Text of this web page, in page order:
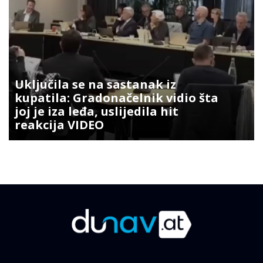
Uključila se na sastanak iz
kupatila: Gradonačelnik vidio šta
joj je iza leđa, uslijedila hit
reakcija VIDEO